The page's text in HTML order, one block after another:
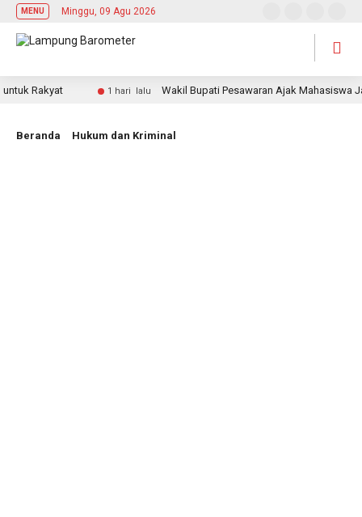
MENU Minggu, 09 Agu 2026
Rakyat 1 hari lalu Wakil Bupati Pesawaran Ajak Mahasiswa
Beranda Hukum dan Kriminal